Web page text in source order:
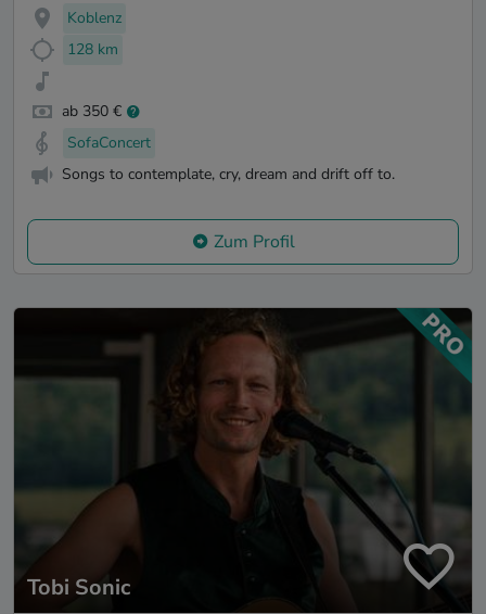
Koblenz
128 km
ab 350 €
SofaConcert
Songs to contemplate, cry, dream and drift off to.
Zum Profil
Tobi Sonic